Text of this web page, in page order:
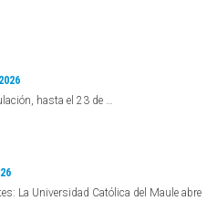
hasta el 23 de …
La Universidad Católica del Maule abre